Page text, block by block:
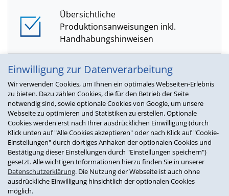
Einwilligung zur Datenverarbeitung
Wir verwenden Cookies, um Ihnen ein optimales Webseiten-Erlebnis
zu bieten. Dazu zählen Cookies, die für den Betrieb der Seite
notwendig sind, sowie optionale Cookies von Google, um unsere
Webseite zu optimieren und Statistiken zu erstellen. Optionale
Cookies werden erst nach Ihrer ausdrücklichen Einwilligung (durch
Klick unten auf "Alle Cookies akzeptieren" oder nach Klick auf "Cookie-
Einstellungen" durch dortiges Anhaken der optionalen Cookies und
Bestätigung dieser Einstellungen durch "Einstellungen speichern")
gesetzt. Alle wichtigen Informationen hierzu finden Sie in unserer
Datenschutzerklärung. Die Nutzung der Webseite ist auch ohne
ausdrückliche Einwilligung hinsichtlich der optionalen Cookies
möglich.
Übersichtliche
Produktionsanweisungen inkl.
Handhabungshinweisen
Verbuchung und Umlagerung vom
Produktions- zum Verkaufsbestand
direkt im VS/4
Sonderbestellungen für
Produktionsartikel mit automatischer
Mengenermittlung und
Lieferantenzuordnung